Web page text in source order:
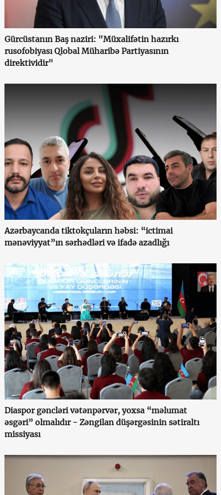
Gürcüstanın Baş naziri: "Müxalifətin hazırkı
rusofobiyası Qlobal Müharibə Partiyasının
direktividir"
Azərbaycanda tiktokçuların həbsi: “ictimai
mənəviyyat”ın sərhədləri və ifadə azadlığı
Diaspor gəncləri vətənpərvər, yoxsa “məlumat
əsgəri” olmalıdır - Zəngilan düşərgəsinin sətiraltı
missiyası